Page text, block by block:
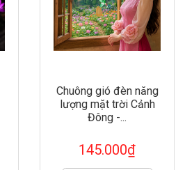
Chuông gió đèn năng
lượng mặt trời Cảnh
Đông -...
145.000₫